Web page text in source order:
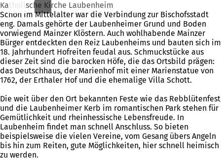
Katholische Kirche Laubenheim
Schon im Mittelalter war die Verbindung zur Bischofsstadt
eng. Damals gehörte der Laubenheimer Grund und Boden
vorwiegend Mainzer Klöstern. Auch wohlhabende Mainzer
Bürger entdeckten den Reiz Laubenheims und bauten sich im
18. Jahrhundert Hofreiten feudal aus. Schmuckstücke aus
dieser Zeit sind die barocken Höfe, die das Ortsbild prägen:
das Deutschhaus, der Marienhof mit einer Marienstatue von
1762, der Erthaler Hof und die ehemalige Villa Schott.
Die weit über den Ort bekannten Feste wie das Rebblütenfest
und die Laubenheimer Kerb im romantischen Park stehen für
Gemütlichkeit und rheinhessische Lebensfreude. In
Laubenheim findet man schnell Anschluss. So bieten
beispielsweise die vielen Vereine, vom Gesang übers Angeln
bis hin zum Reiten, gute Möglichkeiten, hier schnell heimisch
zu werden.